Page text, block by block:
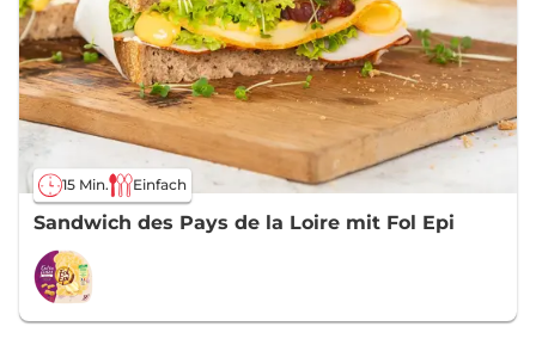
15 Min. Einfach
Sandwich des Pays de la Loire mit Fol Epi